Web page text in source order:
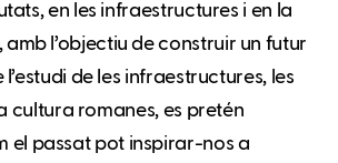
en les infraestructures i en la
amb l’objectiu de construir un futur
de les infraestructures, les
cultura romanes, es pretén
el passat pot inspirar-nos a